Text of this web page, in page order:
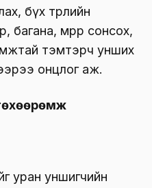
бүх төрлийн
багана, мөрөөр сонсох,
тэмтэрч унших
онцлог аж.
уран уншигчийн